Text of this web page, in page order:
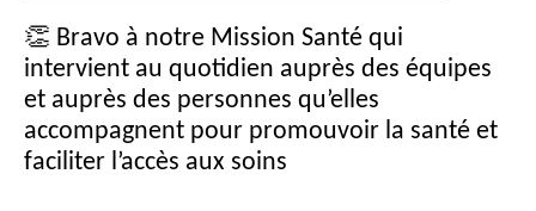
👏 Bravo à notre Mission Santé qui
intervient au quotidien auprès des équipes
et auprès des personnes qu’elles
accompagnent pour promouvoir la santé et
faciliter l’accès aux soins